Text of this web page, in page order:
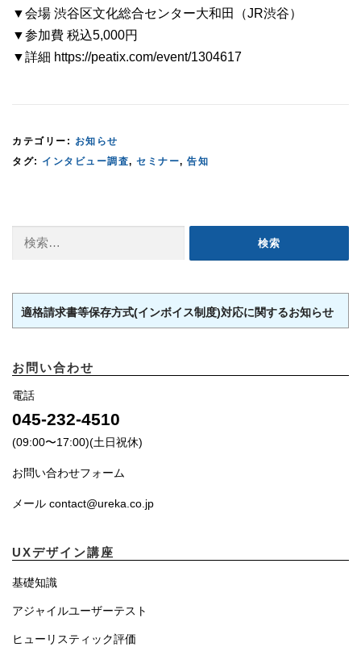
▼会場 渋谷区文化総合センター大和田（JR渋谷）
▼参加費 税込5,000円
▼詳細 https://peatix.com/event/1304617
カテゴリー: お知らせ
タグ: インタビュー調査, セミナー, 告知
適格請求書等保存方式(インボイス制度)対応に関するお知らせ
お問い合わせ
電話
045-232-4510
(09:00〜17:00)(土日祝休)
お問い合わせフォーム
メール contact@ureka.co.jp
UXデザイン講座
基礎知識
アジャイルユーザーテスト
ヒューリスティック評価